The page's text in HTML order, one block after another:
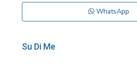
WhatsApp
Su Di Me